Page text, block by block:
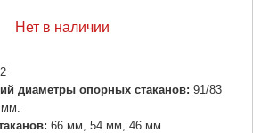
Нет в наличии
диаметры опорных стаканов: 91/83
66 мм, 54 мм, 46 мм